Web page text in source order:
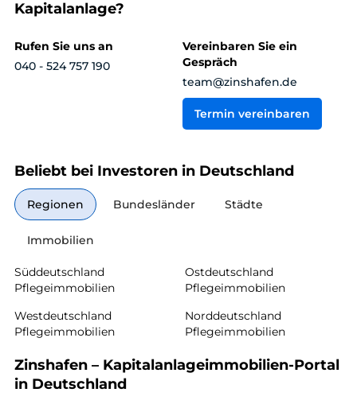
Kapitalanlage?
Rufen Sie uns an
040 - 524 757 190
Vereinbaren Sie ein
Gespräch
team@zinshafen.de
Termin vereinbaren
Beliebt bei Investoren in Deutschland
Regionen Bundesländer Städte
Immobilien
Süddeutschland
Pflegeimmobilien
Ostdeutschland
Pflegeimmobilien
Westdeutschland
Pflegeimmobilien
Norddeutschland
Pflegeimmobilien
Zinshafen – Kapitalanlageimmobilien-Portal
in Deutschland